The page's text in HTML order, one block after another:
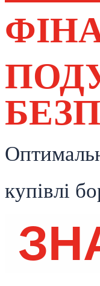
купівлі